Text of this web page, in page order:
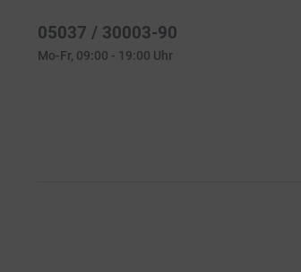
05037 / 30003-90
Mo-Fr, 09:00 - 19:00 Uhr